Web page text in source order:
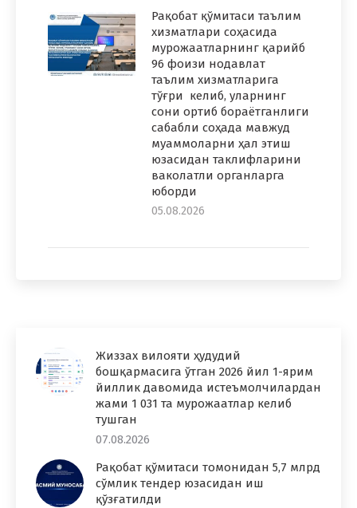
Рақобат қўмитаси таълим
хизматлари соҳасида
мурожаатларнинг қарийб
96 фоизи нодавлат
таълим хизматларига
тўғри келиб, уларнинг
сони ортиб бораётганлиги
сабабли соҳада мавжуд
муаммоларни ҳал этиш
юзасидан таклифларини
ваколатли органларга
юборди
05.08.2026
Жиззах вилояти ҳудудий
бошқармасига ўтган 2026 йил 1-ярим
йиллик давомида истеъмолчилардан
жами 1 031 та мурожаатлар келиб
тушган
07.08.2026
Рақобат қўмитаси томонидан 5,7 млрд
сўмлик тендер юзасидан иш
қўзғатилди